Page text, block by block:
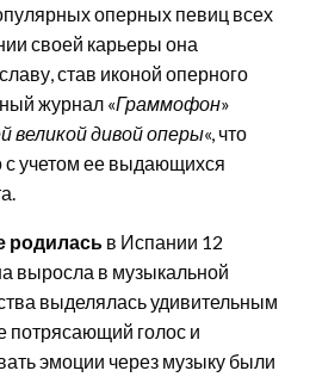
оперных певиц всех
своей карьеры она
став иконой оперного
журнал «Граммофон»
великой дивой оперы«, что
с учетом ее выдающихся
родилась в Испании 12
выросла в музыкальной
выделялась удивительным
потрясающий голос и
эмоции через музыку были